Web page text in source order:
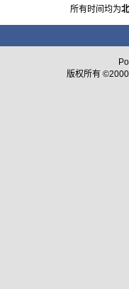
所有时间均为
版权所有